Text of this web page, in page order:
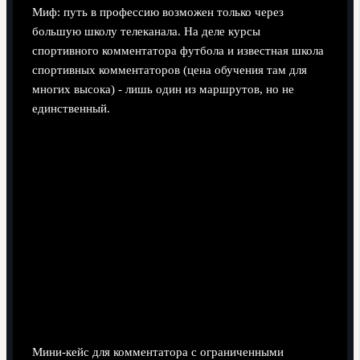
Миф: путь в профессию возможен только через
большую школу телеканала. На деле курсы
спортивного комментатора футбола и известная школа
спортивных комментаторов (цена обучения там для
многих высока) - лишь один из маршрутов, но не
единственный.
Мини‑кейс для комментатора с ограниченными